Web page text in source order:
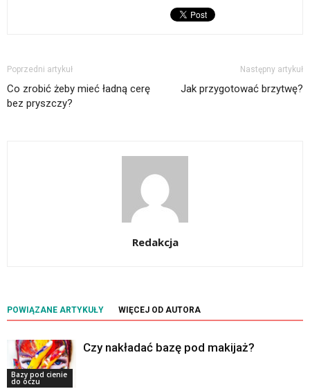
Poprzedni artykuł
Co zrobić żeby mieć ładną cerę
bez pryszczy?
Następny artykuł
Jak przygotować brzytwę?
Redakcja
POWIĄZANE ARTYKUŁY WIĘCEJ OD AUTORA
Bazy pod cienie
do oczu
Czy nakładać bazę pod makijaż?